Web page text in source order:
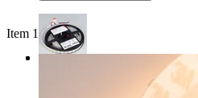
Item 1 of 3